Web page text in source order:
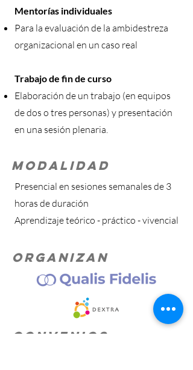
Mentorías individuales
Para la evaluación de la ambidestreza
organizacional en un caso real
Trabajo de fin de curso
Elaboración de un trabajo (en equipos
de dos o tres personas) y presentación
en una sesión plenaria.
MODALIDAD
Presencial en sesiones semanales de 3
horas de duración
Aprendizaje teórico - práctico - vivencial
ORGANIZAN
convenios